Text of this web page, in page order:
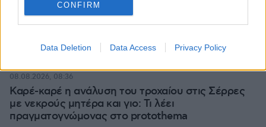
CONFIRM
Data Deletion Data Access Privacy Policy
Καρέ-καρέ η ανάλυση του τροχαίου στις Σέρρες
με νεκρούς μητέρα και γιο: Τι λέει
πραγματογνώμονας στο protothema
08.08.2026, 08:36